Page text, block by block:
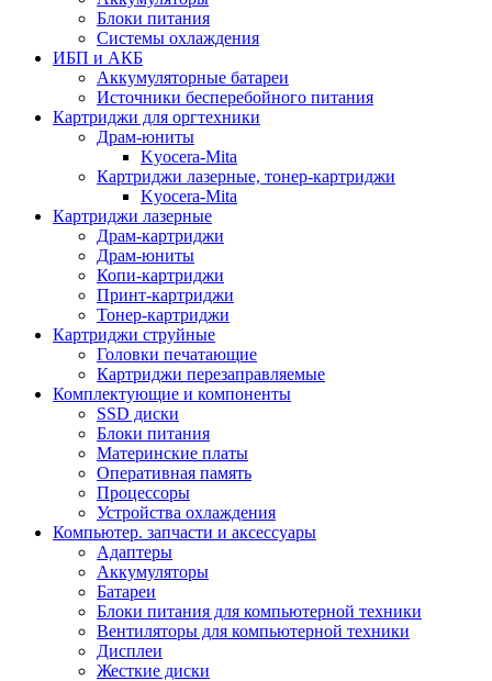
Блоки питания
Системы охлаждения
ИБП и АКБ
Аккумуляторные батареи
Источники бесперебойного питания
Картриджи для оргтехники
Драм-юниты
Kyocera-Mita
Картриджи лазерные, тонер-картриджи
Kyocera-Mita
Картриджи лазерные
Драм-картриджи
Драм-юниты
Копи-картриджи
Принт-картриджи
Тонер-картриджи
Картриджи струйные
Головки печатающие
Картриджи перезаправляемые
Комплектующие и компоненты
SSD диски
Блоки питания
Материнские платы
Оперативная память
Процессоры
Устройства охлаждения
Компьютер. запчасти и аксессуары
Адаптеры
Аккумуляторы
Батареи
Блоки питания для компьютерной техники
Вентиляторы для компьютерной техники
Дисплеи
Жесткие диски